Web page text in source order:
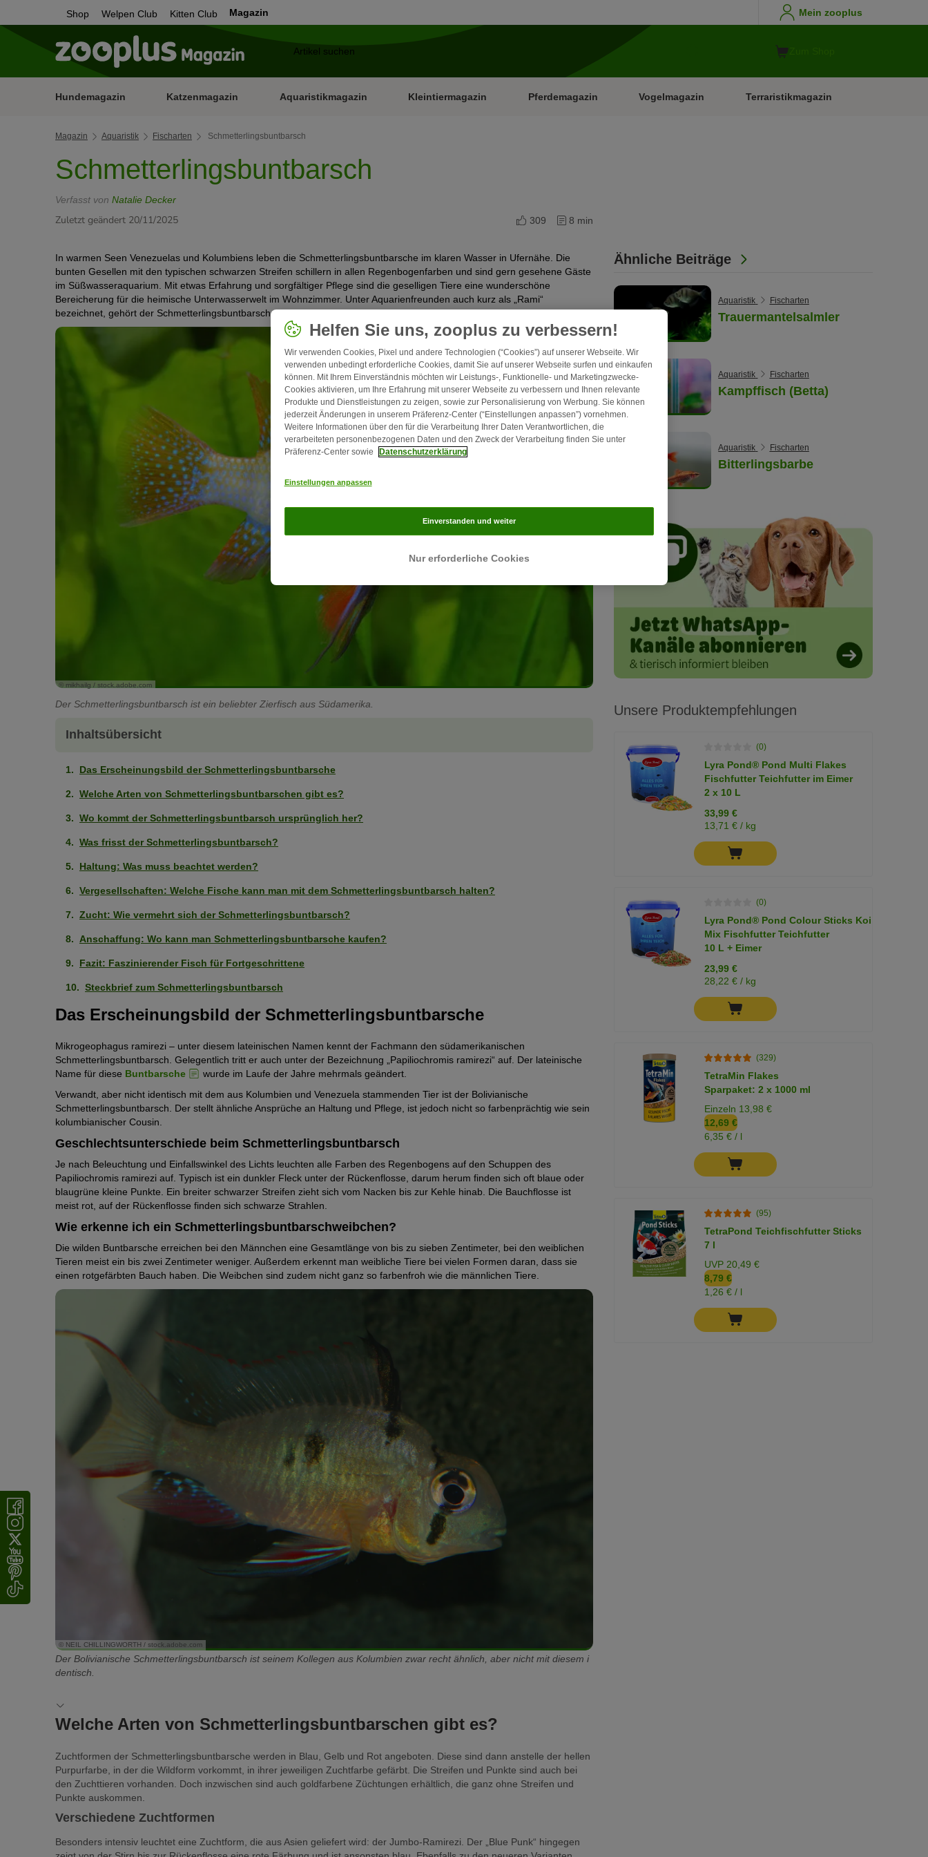
Shop Welpen Club Kitten Club Magazin Mein zooplus
Hundemagazin Katzenmagazin Aquaristikmagazin Kleintiermagazin Pferdemagazin Vogelmagazin Terraristikmagazin
Magazin Aquaristik Fischarten Schmetterlingsbuntbarsch
Schmetterlingsbuntbarsch
Verfasst von Natalie Decker
Zuletzt geändert 20/11/2025 309 8 min
In warmen Seen Venezuelas und Kolumbiens leben die Schmetterlingsbuntbarsche im klaren Wasser in Ufernähe. Die
bunten Gesellen mit den typischen schwarzen Streifen schillern in allen Regenbogenfarben und sind gern gesehene Gäste
im Süßwasseraquarium. Mit etwas Erfahrung und sorgfältiger Pflege sind die geselligen Tiere eine wunderschöne
Bereicherung für die heimische Unterwasserwelt im Wohnzimmer. Unter Aquarienfreunden auch kurz als „Rami“
bezeichnet, gehört der Schmetterlingsbuntbarsch zu den Klassikern unter denSüßwasserfischen.
© mikhailg / stock.adobe.com
Der Schmetterlingsbuntbarsch ist ein beliebter Zierfisch aus Südamerika.
Inhaltsübersicht
Das Erscheinungsbild der Schmetterlingsbuntbarsche
Welche Arten von Schmetterlingsbuntbarschen gibt es?
Wo kommt der Schmetterlingsbuntbarsch ursprünglich her?
Was frisst der Schmetterlingsbuntbarsch?
Haltung: Was muss beachtet werden?
Vergesellschaften: Welche Fische kann man mit dem Schmetterlingsbuntbarsch halten?
Zucht: Wie vermehrt sich der Schmetterlingsbuntbarsch?
Anschaffung: Wo kann man Schmetterlingsbuntbarsche kaufen?
Fazit: Faszinierender Fisch für Fortgeschrittene
Steckbrief zum Schmetterlingsbuntbarsch
Das Erscheinungsbild der Schmetterlingsbuntbarsche
Mikrogeophagus ramirezi – unter diesem lateinischen Namen kennt der Fachmann den südamerikanischen
Schmetterlingsbuntbarsch. Gelegentlich tritt er auch unter der Bezeichnung „Papiliochromis ramirezi“ auf. Der lateinische
Name für diese Buntbarsche
wurde im Laufe der Jahre mehrmals geändert.
Verwandt, aber nicht identisch mit dem aus Kolumbien und Venezuela stammenden Tier ist der Bolivianische
Schmetterlingsbuntbarsch. Der stellt ähnliche Ansprüche an Haltung und Pflege, ist jedoch nicht so farbenprächtig wie sein
kolumbianischer Cousin.
Geschlechtsunterschiede beim Schmetterlingsbuntbarsch
Je nach Beleuchtung und Einfallswinkel des Lichts leuchten alle Farben des Regenbogens auf den Schuppen des
Papiliochromis ramirezi auf. Typisch ist ein dunkler Fleck unter der Rückenflosse, darum herum finden sich oft blaue oder
blaugrüne kleine Punkte. Ein breiter schwarzer Streifen zieht sich vom Nacken bis zur Kehle hinab. Die Bauchflosse ist
meist rot, auf der Rückenflosse finden sich schwarze Strahlen.
Wie erkenne ich ein Schmetterlingsbuntbarschweibchen?
Die wilden Buntbarsche erreichen bei den Männchen eine Gesamtlänge von bis zu sieben Zentimeter, bei den weiblichen
Tieren meist ein bis zwei Zentimeter weniger. Außerdem erkennt man weibliche Tiere bei vielen Formen daran, dass sie
einen rotgefärbten Bauch haben. Die Weibchen sind zudem nicht ganz so farbenfroh wie die männlichen Tiere.
© NEIL CHILLINGWORTH / stock.adobe.com
Der Bolivianische Schmetterlingsbuntbarsch ist seinem Kollegen aus Kolumbien zwar recht ähnlich, aber nicht mit diesem i
dentisch.
Welche Arten von Schmetterlingsbuntbarschen gibt es?
Zuchtformen der Schmetterlingsbuntbarsche werden in Blau, Gelb und Rot angeboten. Diese sind dann anstelle der hellen
Purpurfarbe, in der die Wildform vorkommt, in ihrer jeweiligen Zuchtfarbe gefärbt. Die Streifen und Punkte sind auch bei
den Zuchttieren vorhanden. Doch inzwischen sind auch goldfarbene Züchtungen erhältlich, die ganz ohne Streifen und
Punkte auskommen.
Verschiedene Zuchtformen
Besonders intensiv leuchtet eine Zuchtform, die aus Asien geliefert wird: der Jumbo-Ramirezi. Der „Blue Punk“ hingegen
Ähnliche Beiträge
Aquaristik Fischarten
Trauermantelsalmler
Aquaristik Fischarten
Kampffisch (Betta)
Aquaristik Fischarten
Bitterlingsbarbe
Unsere Produktempfehlungen
(0)
Lyra Pond® Pond Multi Flakes
Fischfutter Teichfutter im Eimer
2 x 10 L
33,99 €
13,71 € / kg
(0)
Lyra Pond® Pond Colour Sticks Koi
Mix Fischfutter Teichfutter
10 L + Eimer
23,99 €
28,22 € / kg
(329)
TetraMin Flakes
Sparpaket: 2 x 1000 ml
Einzeln 13,98 €
12,69 €
6,35 € / l
(95)
TetraPond Teichfischfutter Sticks
7 l
UVP 20,49 €
8,79 €
1,26 € / l
Helfen Sie uns, zooplus zu verbessern!
Wir verwenden Cookies, Pixel und andere Technologien (“Cookies”) auf unserer Webseite. Wir
verwenden unbedingt erforderliche Cookies, damit Sie auf unserer Webseite surfen und einkaufen
können. Mit Ihrem Einverständnis möchten wir Leistungs-, Funktionelle- und Marketingzwecke-
Cookies aktivieren, um Ihre Erfahrung mit unserer Webseite zu verbessern und Ihnen relevante
Produkte und Dienstleistungen zu zeigen, sowie zur Personalisierung von Werbung. Sie können
jederzeit Änderungen in unserem Präferenz-Center (“Einstellungen anpassen”) vornehmen.
Weitere Informationen über den für die Verarbeitung Ihrer Daten Verantwortlichen, die
verarbeiteten personenbezogenen Daten und den Zweck der Verarbeitung finden Sie unter
Präferenz-Center sowie
Datenschutzerklärung
Einstellungen anpassen
Nur erforderliche Cookies
Einverstanden und weiter